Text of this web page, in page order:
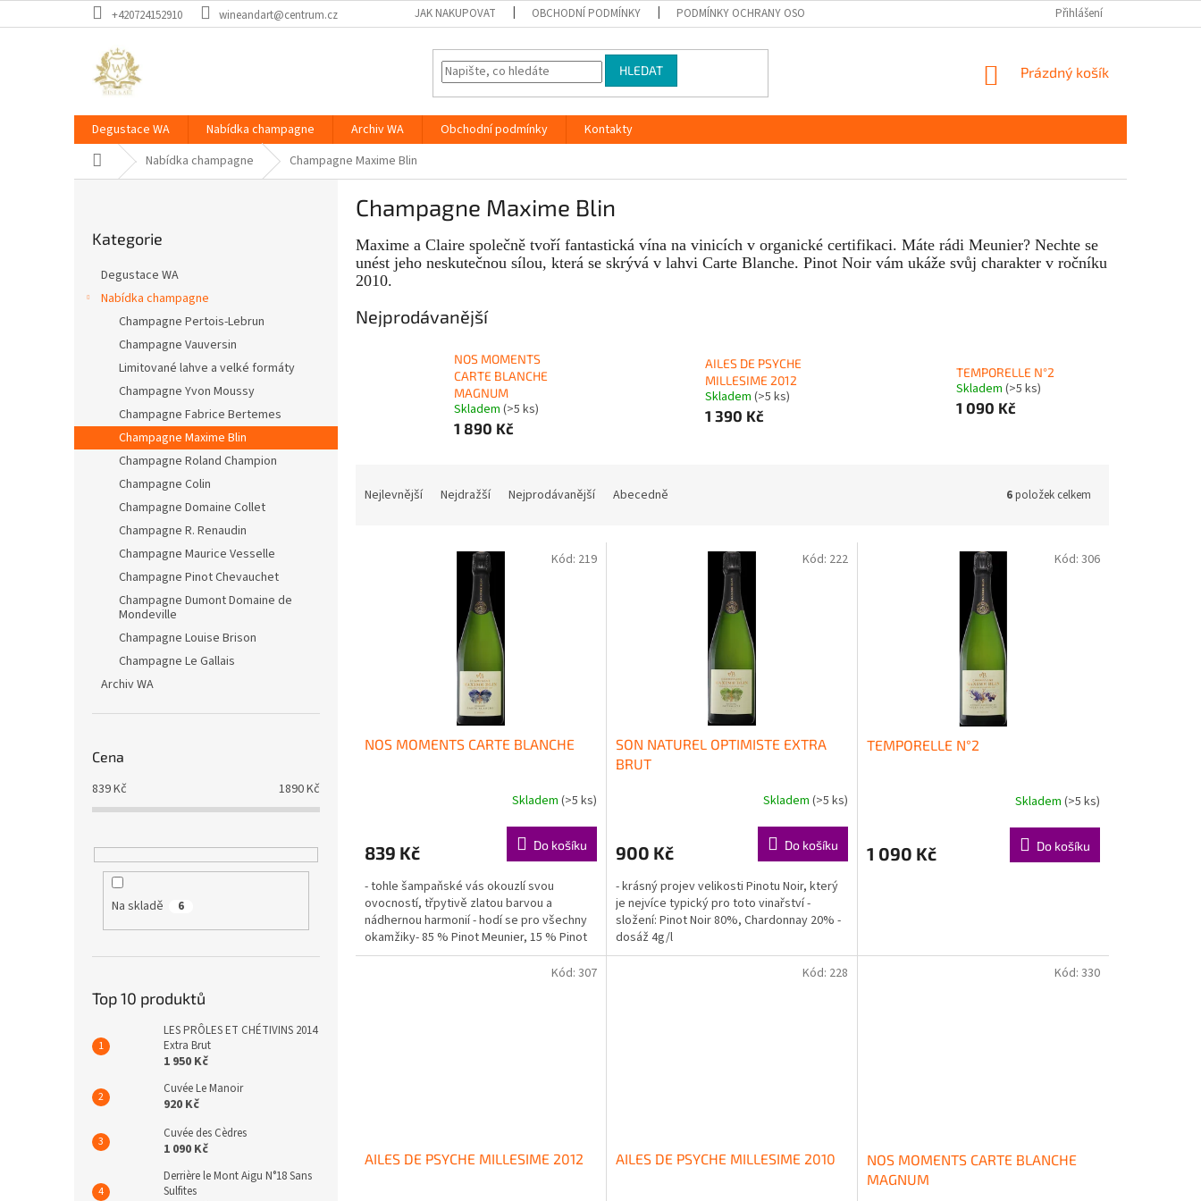
na
+420724152910 wineandart@centrum.cz JAK NAKUPOVAT OBCHODNÍ PODMÍNKY PODMÍNKY OCHRANY OSOBNÍCH ÚDAJŮ Přihlášení
HLEDAT
NÁKUPNÍ
Prázdný košík
Degustace WA Nabídka champagne Archiv WA Obchodní podmínky
Kontakty
Domů Nabídka champagne Champagne Maxime Blin
e
l
kategorie
Kategorie
Degustace WA
Nabídka champagne
Champagne Pertois-Lebrun
Champagne Vauversin
Limitované lahve a velké formáty
Champagne Yvon Moussy
Champagne Fabrice Bertemes
Champagne Maxime Blin
Champagne Roland Champion
Champagne Colin
Champagne Domaine Collet
Champagne R. Renaudin
Champagne Maurice Vesselle
Champagne Pinot Chevauchet
Champagne Dumont Domaine de
Mondeville
Champagne Louise Brison
Champagne Le Gallais
Archiv WA
Cena
839Kč 1890Kč
Na skladě 6
Top 10 produktů
LES PRÔLES ET CHÉTIVINS 2014
Extra Brut
1 950 Kč
Cuvée Le Manoir
920 Kč
Cuvée des Cèdres
1 090 Kč
Derrière le Mont Aigu N°18 Sans
Sulfites
Champagne Maxime Blin
Maxime a Claire společně tvoří fantastická vína na vinicích v organické certifikaci. Máte rádi Meunier? Nechte se
unést jeho neskutečnou sílou, která se skrývá v lahvi Carte Blanche. Pinot Noir vám ukáže svůj charakter v ročníku
2010.
Nejprodávanější
NOS MOMENTS
CARTE BLANCHE
MAGNUM
Skladem (>5 ks)
1 890 Kč
AILES DE PSYCHE
MILLESIME 2012
Skladem (>5 ks)
1 390 Kč
TEMPORELLE N°2
Skladem (>5 ks)
1 090 Kč
Nejlevnější Nejdražší Nejprodávanější Abecedně 6položek celkem
NOS MOMENTS CARTE BLANCHE
Skladem (>5 ks)
839 Kč Do košíku
- tohle šampaňské vás okouzlí svou
ovocností, třpytivě zlatou barvou a
nádhernou harmonií - hodí se pro všechny
okamžiky- 85 % Pinot Meunier, 15 % Pinot
Noir- dosáž 4g/l
Kód: 219
SON NATUREL OPTIMISTE EXTRA
BRUT
Skladem (>5 ks)
900 Kč Do košíku
- krásný projev velikosti Pinotu Noir, který
je nejvíce typický pro toto vinařství -
složení: Pinot Noir 80%, Chardonnay 20% -
dosáž 4g/l
Kód: 222
TEMPORELLE N°2
Skladem (>5 ks)
1 090 Kč Do košíku
Kód: 306
AILES DE PSYCHE MILLESIME 2012
Kód: 307
AILES DE PSYCHE MILLESIME 2010
Kód: 228
NOS MOMENTS CARTE BLANCHE
MAGNUM
Kód: 330